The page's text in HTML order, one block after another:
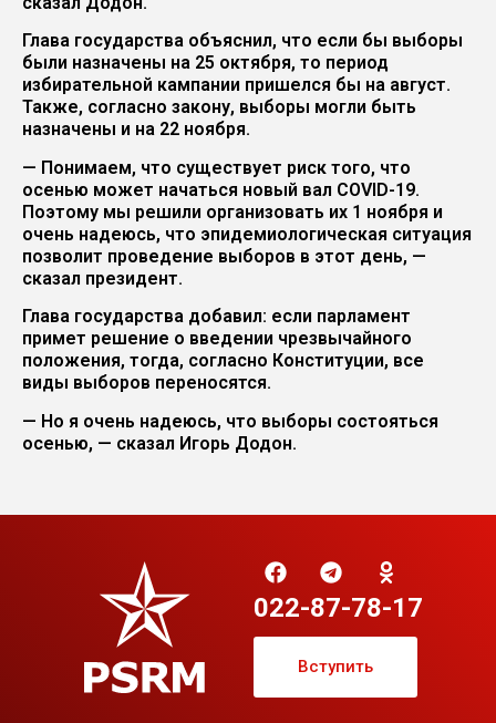
Глава государства объяснил, что если бы выборы
были назначены на 25 октября, то период
избирательной кампании пришелся бы на август.
Также, согласно закону, выборы могли быть
назначены и на 22 ноября.
— Понимаем, что существует риск того, что
осенью может начаться новый вал COVID-19.
Поэтому мы решили организовать их 1 ноября и
очень надеюсь, что эпидемиологическая ситуация
позволит проведение выборов в этот день, —
сказал президент.
Глава государства добавил: если парламент
примет решение о введении чрезвычайного
положения, тогда, согласно Конституции, все
виды выборов переносятся.
— Но я очень надеюсь, что выборы состояться
осенью, — сказал Игорь Додон.
022-87-78-17
Вступить